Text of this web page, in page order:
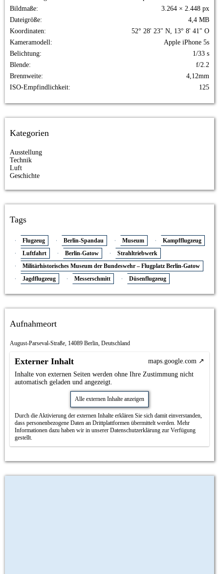
Bildmaße
3.264 × 2.448 px
Dateigröße
4,4 MB
Koordinaten
52° 28' 23" N, 13° 8' 41" O
Kameramodell
Apple iPhone 5s
Belichtung
1/33 s
Blende
f/2.2
Brennweite
4,12mm
ISO-Empfindlichkeit
125
Kategorien
Ausstellung
Technik
Luft
Geschichte
Tags
Flugzeug Berlin-Spandau Museum
Kampfflugzeug
Luftfahrt
Berlin-Gatow
Strahltriebwerk
Militärhistorisches Museum der Bundeswehr – Flugplatz Berlin-Gatow
Jagdflugzeug
Messerschmitt Düsenflugzeug
Aufnahmeort
August-Parseval-Straße, 14089 Berlin, Deutschland
Externer Inhalt
maps.google.com
Inhalte von externen Seiten werden ohne Ihre Zustimmung nicht
automatisch geladen und angezeigt.
Alle externen Inhalte anzeigen
Durch die Aktivierung der externen Inhalte erklären Sie sich damit einverstanden,
dass personenbezogene Daten an Drittplattformen übermittelt werden. Mehr
Informationen dazu haben wir in unserer Datenschutzerklärung zur Verfügung
gestellt.